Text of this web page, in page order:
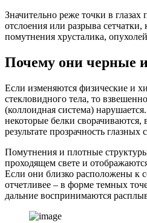
Значительно реже точки в глазах
отслоения или разрыва сетчатки,
помутнения хрусталика,
Почему они черные
Если изменяются физические и
стекловидного тела, то
(коллоидная система)
некоторые белки
результате прозрачность глазных
Помутнения и плотные
проходящем свете и
Если они близко расположены к
отчетливее – в форме темных
дальние воспринимаются